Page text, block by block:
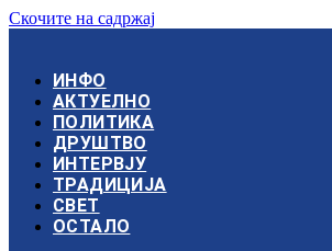
Скочите на садржај
ИНФО
АКТУЕЛНО
ПОЛИТИКА
ДРУШТВО
ИНТЕРВЈУ
ТРАДИЦИЈА
СВЕТ
ОСТАЛО